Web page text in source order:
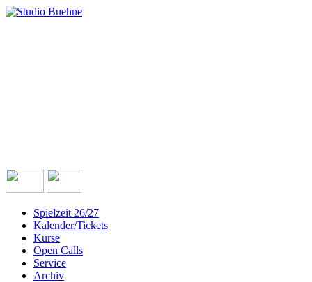
Spielzeit 26/27
Kalender/Tickets
Kurse
Open Calls
Service
Archiv